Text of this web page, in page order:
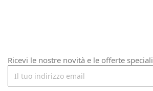
Ricevi le nostre novità e le offerte speciali